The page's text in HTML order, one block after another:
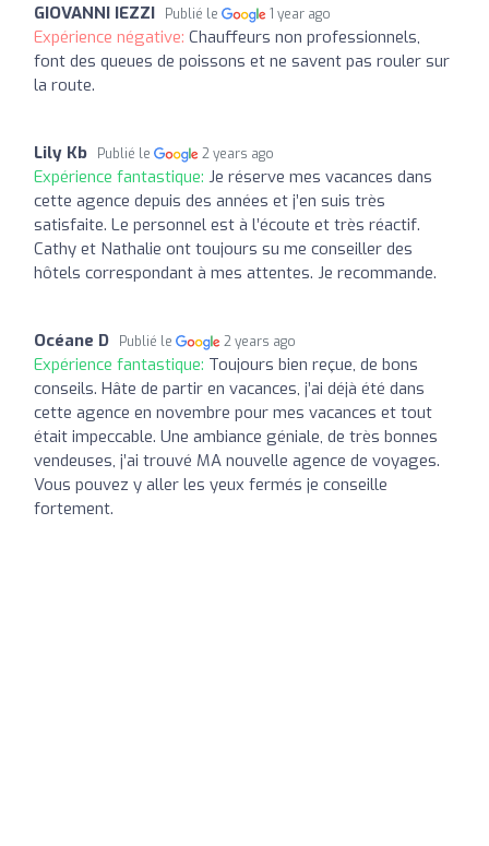
GIOVANNI IEZZI Publié le 1 year ago
Expérience négative: Chauffeurs non professionnels,
font des queues de poissons et ne savent pas rouler sur
la route.
Lily Kb Publié le 2 years ago
Expérience fantastique: Je réserve mes vacances dans
cette agence depuis des années et j’en suis très
satisfaite. Le personnel est à l’écoute et très réactif.
Cathy et Nathalie ont toujours su me conseiller des
hôtels correspondant à mes attentes. Je recommande.
Océane D Publié le 2 years ago
Expérience fantastique: Toujours bien reçue, de bons
conseils. Hâte de partir en vacances, j’ai déjà été dans
cette agence en novembre pour mes vacances et tout
était impeccable. Une ambiance géniale, de très bonnes
vendeuses, j’ai trouvé MA nouvelle agence de voyages.
Vous pouvez y aller les yeux fermés je conseille
fortement.